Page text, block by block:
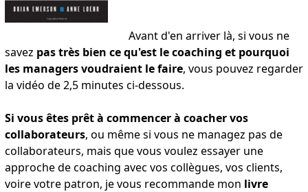
Avant d'en arriver là, si vous ne
savez pas très bien ce qu'est le coaching et pourquoi
les managers voudraient le faire, vous pouvez regarder
la vidéo de 2,5 minutes ci-dessous.
Si vous êtes prêt à commencer à coacher vos
collaborateurs, ou même si vous ne managez pas de
collaborateurs, mais que vous voulez essayer une
approche de coaching avec vos collègues, vos clients,
voire votre patron, je vous recommande mon livre